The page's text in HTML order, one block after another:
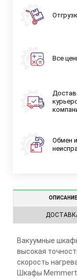
Все
Обмен
ОПИСАНИЕ
Вакуумные
высокая
скорость
Шкафы